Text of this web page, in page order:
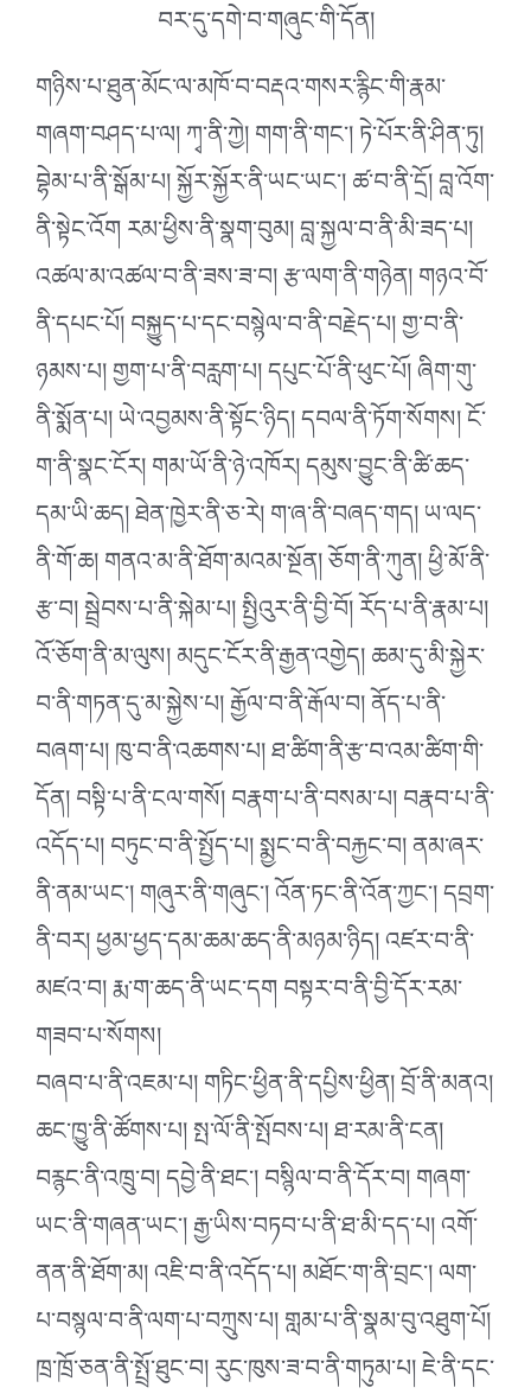
བར་དུ་དགེ་བ་གཞུང་གི་དོན།
གཉིས་པ་ཐུན་མོང་ལ་མཁོ་བ་བརྡའ་གསར་རྙིང་གི་རྣམ་
གཞག་བཤད་པ་ལ། ཀྭ་ནི་ཀྱེ། གག་ནི་གང༌། ཏེ་པོར་ནི་ཤིན་ཏུ།
བྷེམ་པ་ནི་སྒོམ་པ། སྐྱོར་སྐྱོར་ནི་ཡང་ཡང༌། ཚ་བ་ནི་དྲོ། བླ་འོག་
ནི་སྟེང་འོག རམ་ཕྱིས་ནི་སྣག་བུམ། བླ་སྐྱལ་བ་ནི་མི་ཟད་པ།
འཚལ་མ་འཚལ་བ་ནི་ཟས་ཟ་བ། རྩ་ལག་ནི་གཉེན། གཉའ་བོ་
ནི་དཔང་པོ། བསྐྱུད་པ་དང་བསྙེལ་བ་ནི་བརྗེད་པ། གྱ་བ་ནི་
ཉམས་པ། གྱག་པ་ནི་བརླག་པ། དཔུང་པོ་ནི་ཕུང་པོ། ཞིག་གུ་
ནི་སྨོན་པ། ཡེ་འབྱམས་ནི་སྟོང་ཉིད། དབལ་ནི་ཏོག་སོགས། ངོ་
ག་ནི་སྣང་ངོར། གམ་ཡོ་ནི་ཉེ་འཁོར། དམུས་བྱུང་ནི་ཚི་ཆད་
དམ་ཡི་ཆད། ཐེན་ཁྱེར་ནི་ཅ་རེ། ག་ཞ་ནི་བཞད་གད། ཡ་ལད་
ནི་གོ་ཆ། གནའ་མ་ནི་ཐོག་མའམ་སྔོན། ཅོག་ནི་ཀུན། ཕྱི་མོ་ནི་
རྩ་བ། སྦྲེབས་པ་ནི་སྐེམ་པ། སྤྱིའུར་ནི་བྱི་བོ། རོད་པ་ནི་རྣམ་པ།
འོ་ཅོག་ནི་མ་ལུས། མདུང་ངོར་ནི་རྒྱན་འགྱེད། ཆམ་དུ་མི་སྐྱེར་
བ་ནི་གཏན་དུ་མ་སྐྱེས་པ། རྒྱོལ་བ་ནི་རྒོལ་བ། ནོད་པ་ནི་
བཞག་པ། ཁུ་བ་ནི་འཆགས་པ། ཐ་ཚིག་ནི་རྩ་བ་འམ་ཚིག་གི་
དོན། བསྟི་པ་ནི་ངལ་གསོ། བརྣག་པ་ནི་བསམ་པ། བརྣབ་པ་ནི་
འདོད་པ། བཏུང་བ་ནི་སྤྱོད་པ། སྨྱང་བ་ནི་བརྐྱང་བ། ནམ་ཞར་
ནི་ནམ་ཡང༌། གཞུར་ནི་གཞུང༌། འོན་ཏང་ནི་འོན་ཀྱང༌། དབྲག་
ནི་བར། ཕྱམ་ཕྱད་དམ་ཆམ་ཆད་ནི་མཉམ་ཉིད། འཛར་བ་ནི་
མཛའ་བ། རྨ་ག་ཆད་ནི་ཡང་དག བསྟར་བ་ནི་བྱི་དོར་རམ་
གཟབ་པ་སོགས།
བཞབ་པ་ནི་འཇམ་པ། གཏིང་ཕྱིན་ནི་དཔྱིས་ཕྱིན། བྲོ་ནི་མནའ།
ཆང་ཁྱུ་ནི་ཚོགས་པ། སྤ་ལོ་ནི་སྤོབས་པ། ཐ་རམ་ནི་ངན།
བརྙང་ནི་འཁྲུ་བ། དབྱེ་ནི་ཐང༌། བསྙིལ་བ་ནི་དོར་བ། གཞག་
ཡང་ནི་གཞན་ཡང༌། རྒྱ་ཡིས་བཏབ་པ་ནི་ཐ་མི་དད་པ། འགོ་
ནན་ནི་ཐོག་མ། འཇི་བ་ནི་འདོད་པ། མཐོང་ག་ནི་བྲང༌། ལག་
པ་བསྙལ་བ་ནི་ལག་པ་བཀྲུས་པ། གླམ་པ་ནི་སྣམ་བུ་འཐུག་པོ།
ཁྲ་ཁྲོ་ཅན་ནི་སྤྲོ་ཐུང་བ། རུང་ཁུས་ཟ་བ་ནི་གཏུམ་པ། ཇེ་ནི་དང་